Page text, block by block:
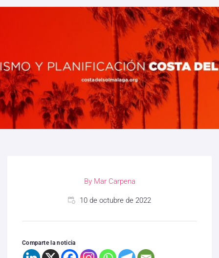
By Mar Carpena
10 de octubre de 2022
Comparte la noticia